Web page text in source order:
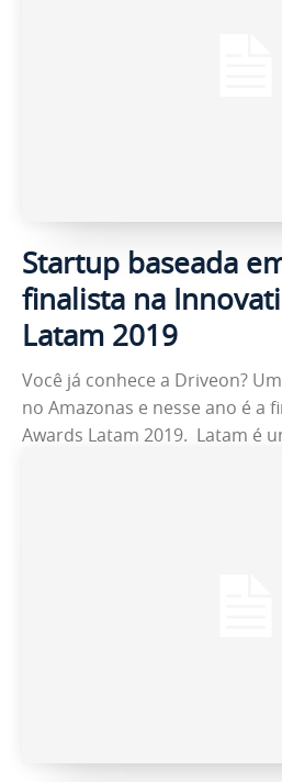
Startup baseada
finalista na
Latam 2019
Você já conhece a Driveon?
no Amazonas e nesse ano é a
Awards Latam 2019. Latam é